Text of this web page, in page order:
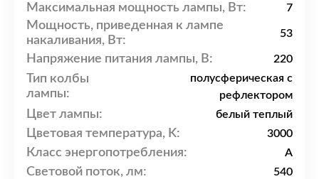
Максимальная мощность лампы, Вт: 7
Мощность, приведенная к лампе
накаливания, Вт:
53
Напряжение питания лампы, В: 220
Тип колбы
лампы:
полусферическая с
рефлектором
Цвет лампы: белый теплый
Цветовая температура, K: 3000
Класс энергопотребления: A
Световой поток, лм: 540